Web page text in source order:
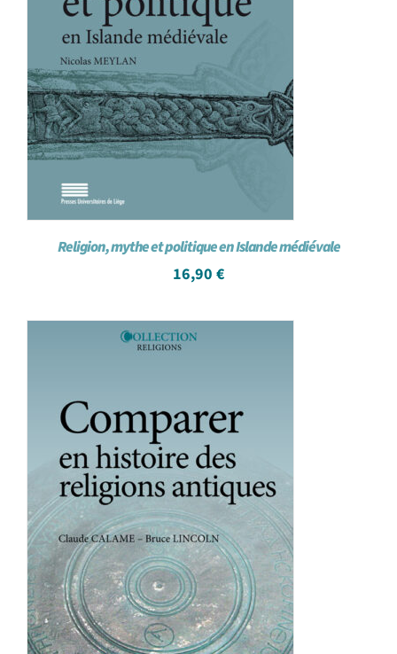
Religion, mythe et politique en Islande médiévale
16,90 €